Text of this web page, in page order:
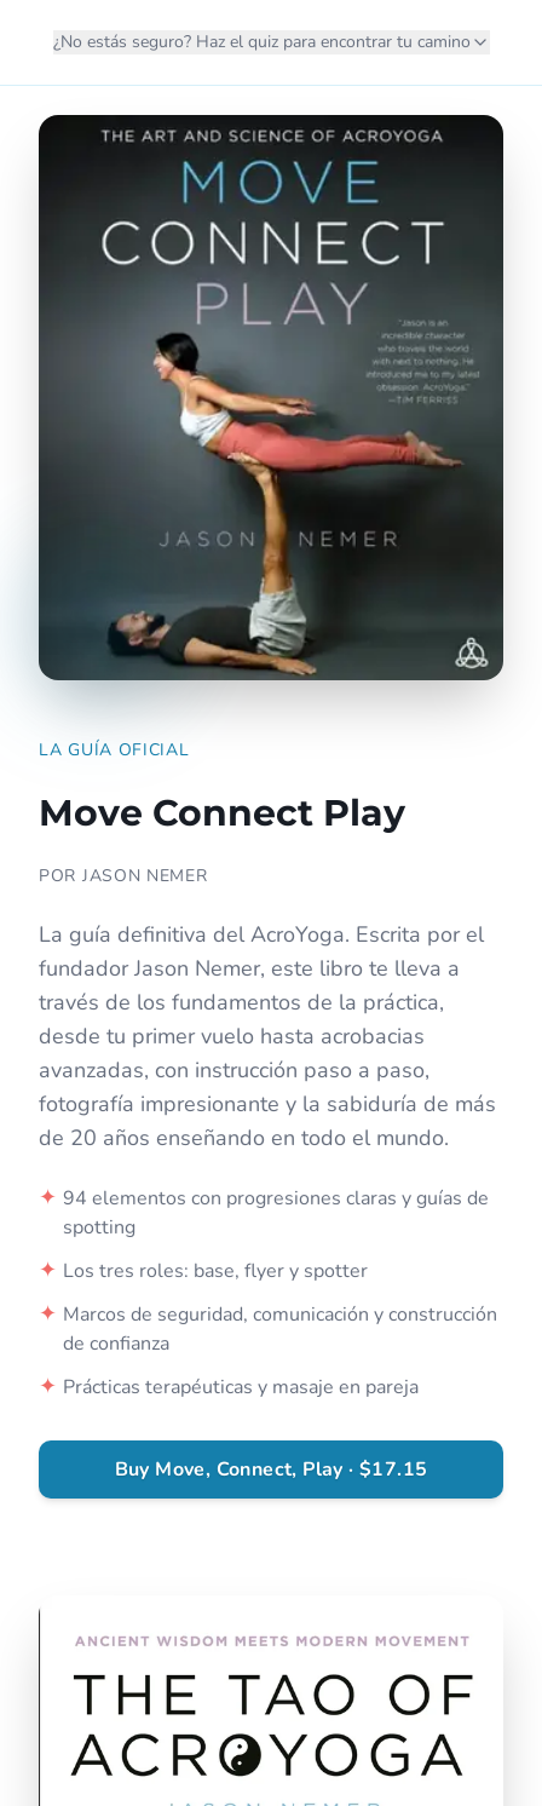
¿No estás seguro? Haz el quiz para encontrar tu camino
LA GUÍA OFICIAL
Move Connect Play
POR JASON NEMER
La guía definitiva del AcroYoga. Escrita por el
fundador Jason Nemer, este libro te lleva a
través de los fundamentos de la práctica,
desde tu primer vuelo hasta acrobacias
avanzadas, con instrucción paso a paso,
fotografía impresionante y la sabiduría de más
de 20 años enseñando en todo el mundo.
✦ 94 elementos con progresiones claras y guías de
spotting
✦ Los tres roles: base, flyer y spotter
✦ Marcos de seguridad, comunicación y construcción
de confianza
✦ Prácticas terapéuticas y masaje en pareja
Buy Move, Connect, Play · $17.15